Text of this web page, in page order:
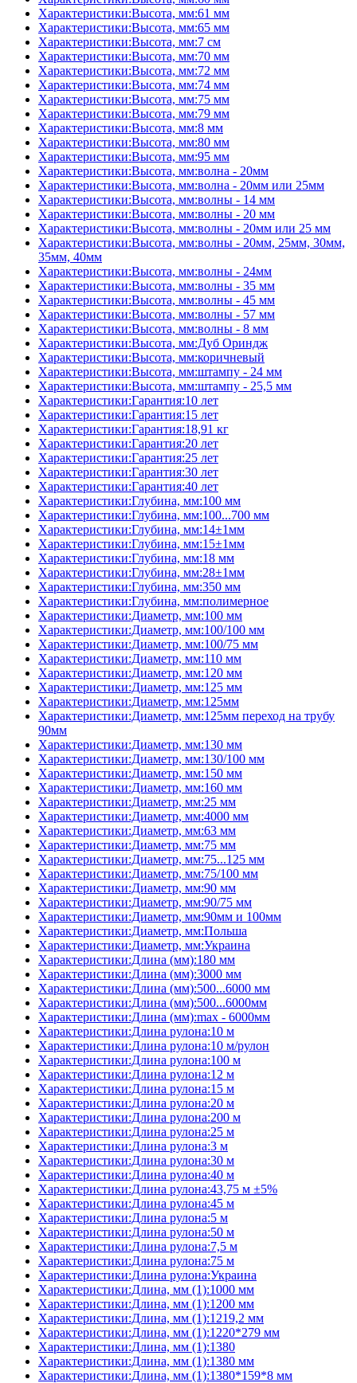
Характеристики:Высота, мм:61 мм
Характеристики:Высота, мм:65 мм
Характеристики:Высота, мм:7 см
Характеристики:Высота, мм:70 мм
Характеристики:Высота, мм:72 мм
Характеристики:Высота, мм:74 мм
Характеристики:Высота, мм:75 мм
Характеристики:Высота, мм:79 мм
Характеристики:Высота, мм:8 мм
Характеристики:Высота, мм:80 мм
Характеристики:Высота, мм:95 мм
Характеристики:Высота, мм:волна - 20мм
Характеристики:Высота, мм:волна - 20мм или 25мм
Характеристики:Высота, мм:волны - 14 мм
Характеристики:Высота, мм:волны - 20 мм
Характеристики:Высота, мм:волны - 20мм или 25 мм
Характеристики:Высота, мм:волны - 20мм, 25мм, 30мм,
35мм, 40мм
Характеристики:Высота, мм:волны - 24мм
Характеристики:Высота, мм:волны - 35 мм
Характеристики:Высота, мм:волны - 45 мм
Характеристики:Высота, мм:волны - 57 мм
Характеристики:Высота, мм:волны - 8 мм
Характеристики:Высота, мм:Дуб Ориндж
Характеристики:Высота, мм:коричневый
Характеристики:Высота, мм:штампу - 24 мм
Характеристики:Высота, мм:штампу - 25,5 мм
Характеристики:Гарантия:10 лет
Характеристики:Гарантия:15 лет
Характеристики:Гарантия:18,91 кг
Характеристики:Гарантия:20 лет
Характеристики:Гарантия:25 лет
Характеристики:Гарантия:30 лет
Характеристики:Гарантия:40 лет
Характеристики:Глубина, мм:100 мм
Характеристики:Глубина, мм:100...700 мм
Характеристики:Глубина, мм:14±1мм
Характеристики:Глубина, мм:15±1мм
Характеристики:Глубина, мм:18 мм
Характеристики:Глубина, мм:28±1мм
Характеристики:Глубина, мм:350 мм
Характеристики:Глубина, мм:полимерное
Характеристики:Диаметр, мм:100 мм
Характеристики:Диаметр, мм:100/100 мм
Характеристики:Диаметр, мм:100/75 мм
Характеристики:Диаметр, мм:110 мм
Характеристики:Диаметр, мм:120 мм
Характеристики:Диаметр, мм:125 мм
Характеристики:Диаметр, мм:125мм
Характеристики:Диаметр, мм:125мм переход на трубу
90мм
Характеристики:Диаметр, мм:130 мм
Характеристики:Диаметр, мм:130/100 мм
Характеристики:Диаметр, мм:150 мм
Характеристики:Диаметр, мм:160 мм
Характеристики:Диаметр, мм:25 мм
Характеристики:Диаметр, мм:4000 мм
Характеристики:Диаметр, мм:63 мм
Характеристики:Диаметр, мм:75 мм
Характеристики:Диаметр, мм:75...125 мм
Характеристики:Диаметр, мм:75/100 мм
Характеристики:Диаметр, мм:90 мм
Характеристики:Диаметр, мм:90/75 мм
Характеристики:Диаметр, мм:90мм и 100мм
Характеристики:Диаметр, мм:Польша
Характеристики:Диаметр, мм:Украина
Характеристики:Длина (мм):180 мм
Характеристики:Длина (мм):3000 мм
Характеристики:Длина (мм):500...6000 мм
Характеристики:Длина (мм):500...6000мм
Характеристики:Длина (мм):max - 6000мм
Характеристики:Длина рулона:10 м
Характеристики:Длина рулона:10 м/рулон
Характеристики:Длина рулона:100 м
Характеристики:Длина рулона:12 м
Характеристики:Длина рулона:15 м
Характеристики:Длина рулона:20 м
Характеристики:Длина рулона:200 м
Характеристики:Длина рулона:25 м
Характеристики:Длина рулона:3 м
Характеристики:Длина рулона:30 м
Характеристики:Длина рулона:40 м
Характеристики:Длина рулона:43,75 м ±5%
Характеристики:Длина рулона:45 м
Характеристики:Длина рулона:5 м
Характеристики:Длина рулона:50 м
Характеристики:Длина рулона:7,5 м
Характеристики:Длина рулона:75 м
Характеристики:Длина рулона:Украина
Характеристики:Длина, мм (1):1000 мм
Характеристики:Длина, мм (1):1200 мм
Характеристики:Длина, мм (1):1219,2 мм
Характеристики:Длина, мм (1):1220*279 мм
Характеристики:Длина, мм (1):1380
Характеристики:Длина, мм (1):1380 мм
Характеристики:Длина, мм (1):1380*159*8 мм